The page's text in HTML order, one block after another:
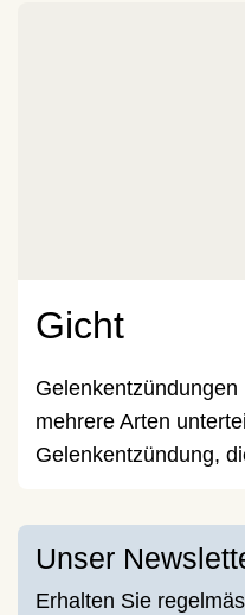
Gicht
mehrere Arten
Gelenkentzündung,
Unser
Erhalten Sie